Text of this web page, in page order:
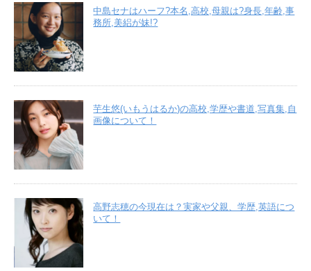
中島セナはハーフ?本名,高校,母親は?身長,年齢,事
務所,美絽が妹!?
芋生悠(いもうはるか)の高校,学歴や書道,写真集,自
画像について！
高野志穂の今現在は？実家や父親、学歴,英語につ
いて！